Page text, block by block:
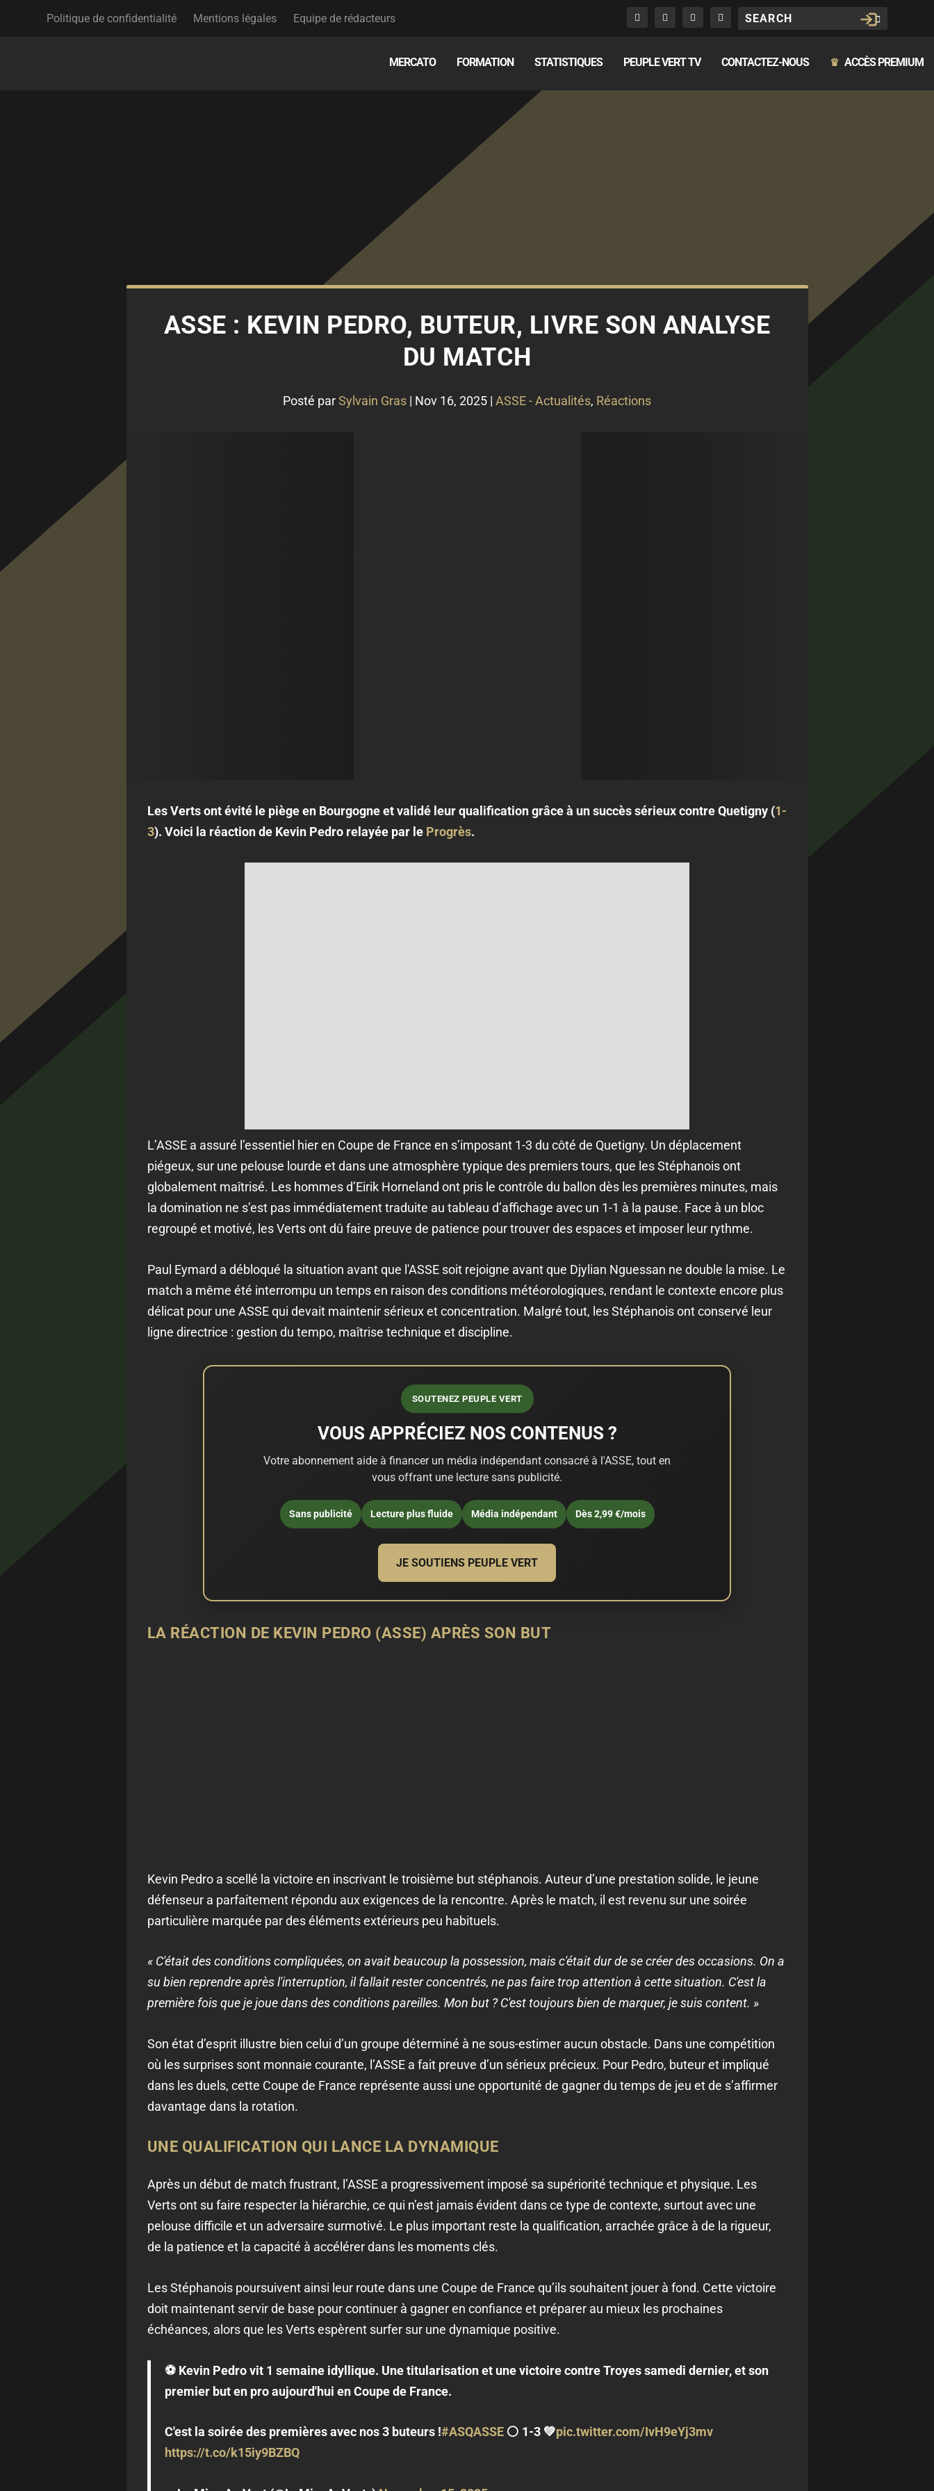
Politique de confidentialité Mentions légales Equipe de rédacteurs
MERCATO FORMATION STATISTIQUES PEUPLE VERT TV CONTACTEZ-NOUS ♛ ACCÈS PREMIUM
ASSE : KEVIN PEDRO, BUTEUR, LIVRE SON ANALYSE
DU MATCH
Posté parSylvain Gras | Nov 16, 2025 | ASSE - Actualités, Réactions
Les Verts ont évité le piège en Bourgogne et validé leur qualification grâce à un succès sérieux contre Quetigny (1-
3). Voici la réaction de Kevin Pedro relayée par le Progrès.
L’ASSE a assuré l’essentiel hier en Coupe de France en s’imposant 1-3 du côté de Quetigny. Un déplacement
piégeux, sur une pelouse lourde et dans une atmosphère typique des premiers tours, que les Stéphanois ont
globalement maîtrisé. Les hommes d’Eirik Horneland ont pris le contrôle du ballon dès les premières minutes, mais
la domination ne s’est pas immédiatement traduite au tableau d’affichage avec un 1-1 à la pause. Face à un bloc
regroupé et motivé, les Verts ont dû faire preuve de patience pour trouver des espaces et imposer leur rythme.
Paul Eymard a débloqué la situation avant que l'ASSE soit rejoigne avant que Djylian Nguessan ne double la mise. Le
match a même été interrompu un temps en raison des conditions météorologiques, rendant le contexte encore plus
délicat pour une ASSE qui devait maintenir sérieux et concentration. Malgré tout, les Stéphanois ont conservé leur
ligne directrice : gestion du tempo, maîtrise technique et discipline.
SOUTENEZ PEUPLE VERT
VOUS APPRÉCIEZ NOS CONTENUS ?
Votre abonnement aide à financer un média indépendant consacré à l'ASSE, tout en
vous offrant une lecture sans publicité.
Sans publicité Lecture plus fluide Média indépendant Dès 2,99 €/mois
JE SOUTIENS PEUPLE VERT
LA RÉACTION DE KEVIN PEDRO (ASSE) APRÈS SON BUT
Kevin Pedro a scellé la victoire en inscrivant le troisième but stéphanois. Auteur d’une prestation solide, le jeune
défenseur a parfaitement répondu aux exigences de la rencontre. Après le match, il est revenu sur une soirée
particulière marquée par des éléments extérieurs peu habituels.
« C'était des conditions compliquées, on avait beaucoup la possession, mais c'était dur de se créer des occasions. On a
su bien reprendre après l'interruption, il fallait rester concentrés, ne pas faire trop attention à cette situation. C'est la
première fois que je joue dans des conditions pareilles. Mon but ? C'est toujours bien de marquer, je suis content. »
Son état d’esprit illustre bien celui d’un groupe déterminé à ne sous-estimer aucun obstacle. Dans une compétition
où les surprises sont monnaie courante, l’ASSE a fait preuve d’un sérieux précieux. Pour Pedro, buteur et impliqué
dans les duels, cette Coupe de France représente aussi une opportunité de gagner du temps de jeu et de s’affirmer
davantage dans la rotation.
UNE QUALIFICATION QUI LANCE LA DYNAMIQUE
Après un début de match frustrant, l’ASSE a progressivement imposé sa supériorité technique et physique. Les
Verts ont su faire respecter la hiérarchie, ce qui n’est jamais évident dans ce type de contexte, surtout avec une
pelouse difficile et un adversaire surmotivé. Le plus important reste la qualification, arrachée grâce à de la rigueur,
de la patience et la capacité à accélérer dans les moments clés.
Les Stéphanois poursuivent ainsi leur route dans une Coupe de France qu’ils souhaitent jouer à fond. Cette victoire
doit maintenant servir de base pour continuer à gagner en confiance et préparer au mieux les prochaines
échéances, alors que les Verts espèrent surfer sur une dynamique positive.
⚽️ Kevin Pedro vit 1 semaine idyllique. Une titularisation et une victoire contre Troyes samedi dernier, et son
premier but en pro aujourd'hui en Coupe de France.
C'est la soirée des premières avec nos 3 buteurs !#ASQASSE⚪️ 1-3 💚pic.twitter.com/IvH9eYj3mv
https://t.co/k15iy9BZBQ